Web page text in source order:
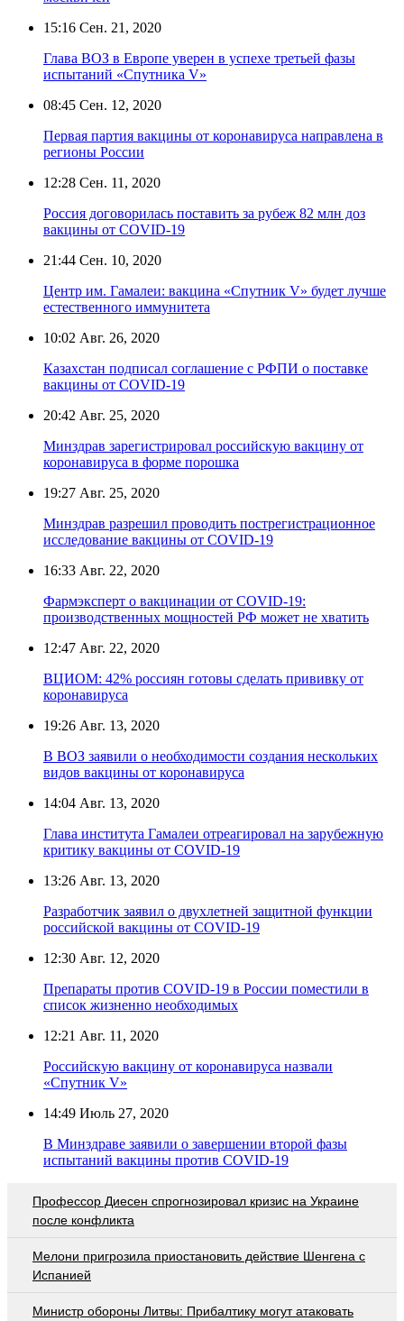
15:16 Сен. 21, 2020
Глава ВОЗ в Европе уверен в успехе третьей фазы
испытаний «Спутника V»
08:45 Сен. 12, 2020
Первая партия вакцины от коронавируса направлена в
регионы России
12:28 Сен. 11, 2020
Россия договорилась поставить за рубеж 82 млн доз
вакцины от COVID-19
21:44 Сен. 10, 2020
Центр им. Гамалеи: вакцина «Спутник V» будет лучше
естественного иммунитета
10:02 Авг. 26, 2020
Казахстан подписал соглашение с РФПИ о поставке
вакцины от COVID-19
20:42 Авг. 25, 2020
Минздрав зарегистрировал российскую вакцину от
коронавируса в форме порошка
19:27 Авг. 25, 2020
Минздрав разрешил проводить пострегистрационное
исследование вакцины от COVID-19
16:33 Авг. 22, 2020
Фармэксперт о вакцинации от COVID-19:
производственных мощностей РФ может не хватить
12:47 Авг. 22, 2020
ВЦИОМ: 42% россиян готовы сделать прививку от
коронавируса
19:26 Авг. 13, 2020
В ВОЗ заявили о необходимости создания нескольких
видов вакцины от коронавируса
14:04 Авг. 13, 2020
Глава института Гамалеи отреагировал на зарубежную
критику вакцины от COVID-19
13:26 Авг. 13, 2020
Разработчик заявил о двухлетней защитной функции
российской вакцины от COVID-19
12:30 Авг. 12, 2020
Препараты против СOVID-19 в России поместили в
список жизненно необходимых
12:21 Авг. 11, 2020
Российскую вакцину от коронавируса назвали
«Спутник V»
14:49 Июль 27, 2020
В Минздраве заявили о завершении второй фазы
испытаний вакцины против COVID-19
Профессор Диесен спрогнозировал кризис на Украине
после конфликта
Мелони пригрозила приостановить действие Шенгена с
Испанией
Министр обороны Литвы: Прибалтику могут атаковать